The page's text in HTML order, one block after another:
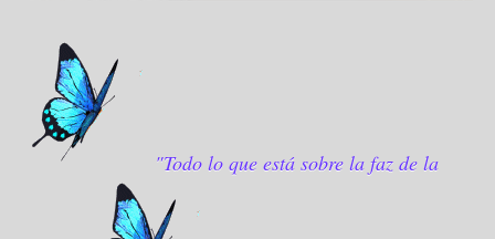
"Todo lo que está sobre la faz de la